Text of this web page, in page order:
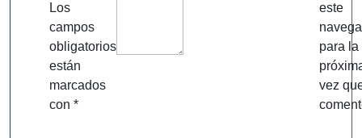
Los
campos
obligatorios
están
marcados
con *
este
para la
vez